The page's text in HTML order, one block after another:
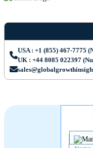
USA : +1 (855) 467-7775
UK : +44 8085 022397